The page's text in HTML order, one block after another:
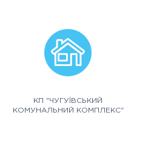
КП "ЧУГУЇВСЬКИЙ
КОМУНАЛЬНИЙ КОМПЛЕКС"